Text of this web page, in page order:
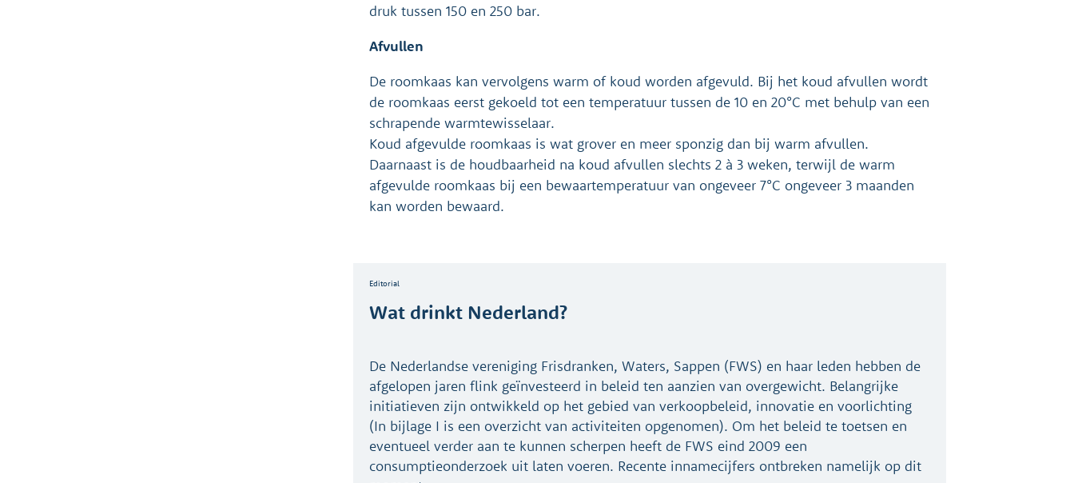
druk tussen 150 en 250 bar.
Afvullen
De roomkaas kan vervolgens warm of koud worden afgevuld. Bij het koud afvullen wordt
de roomkaas eerst gekoeld tot een temperatuur tussen de 10 en 20°C met behulp van een
schrapende warmtewisselaar.
Koud afgevulde roomkaas is wat grover en meer sponzig dan bij warm afvullen.
Daarnaast is de houdbaarheid na koud afvullen slechts 2 à 3 weken, terwijl de warm
afgevulde roomkaas bij een bewaartemperatuur van ongeveer 7°C ongeveer 3 maanden
kan worden bewaard.
Editorial
Wat drinkt Nederland?
De Nederlandse vereniging Frisdranken, Waters, Sappen (FWS) en haar leden hebben de
afgelopen jaren flink geïnvesteerd in beleid ten aanzien van overgewicht. Belangrijke
initiatieven zijn ontwikkeld op het gebied van verkoopbeleid, innovatie en voorlichting
(In bijlage I is een overzicht van activiteiten opgenomen). Om het beleid te toetsen en
eventueel verder aan te kunnen scherpen heeft de FWS eind 2009 een
consumptieonderzoek uit laten voeren. Recente innamecijfers ontbreken namelijk op dit